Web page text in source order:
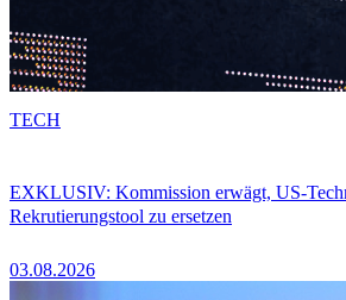
EXKLUSIV: Kommission erwägt, US-
Rekrutierungstool zu ersetzen
03.08.2026
TECH